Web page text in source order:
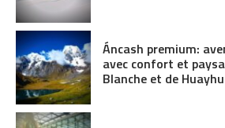
Áncash premium:
avec confort et
Blanche et de